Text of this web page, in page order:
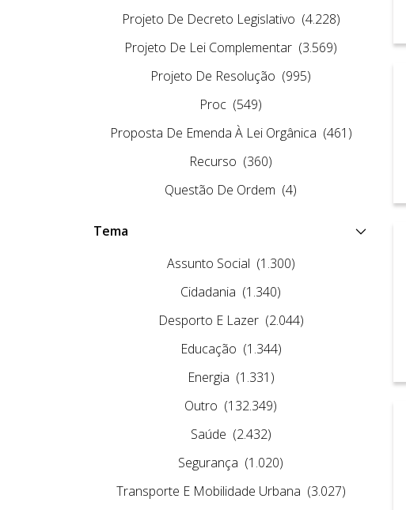
Projeto De Decreto Legislativo (4.228)
Projeto De Lei Complementar (3.569)
Projeto De Resolução (995)
Proc (549)
Proposta De Emenda À Lei Orgânica (461)
Recurso (360)
Questão De Ordem (4)
Tema
Assunto Social (1.300)
Cidadania (1.340)
Desporto E Lazer (2.044)
Educação (1.344)
Energia (1.331)
Outro (132.349)
Saúde (2.432)
Segurança (1.020)
Transporte E Mobilidade Urbana (3.027)